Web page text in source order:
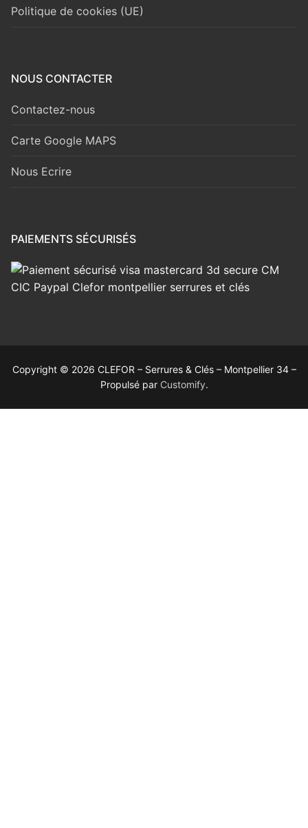
Politique de cookies (UE)
NOUS CONTACTER
Contactez-nous
Carte Google MAPS
Nous Ecrire
PAIEMENTS SÉCURISÉS
Copyright © 2026 CLEFOR – Serrures & Clés – Montpellier 34 –
Propulsé par Customify.